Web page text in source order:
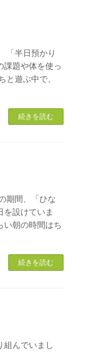
「半日預かり
課題や体を使っ
と遊ぶ中で、
続きを読む
期間、「ひな
を設けていま
い朝の時間はち
続きを読む
組んでいまし